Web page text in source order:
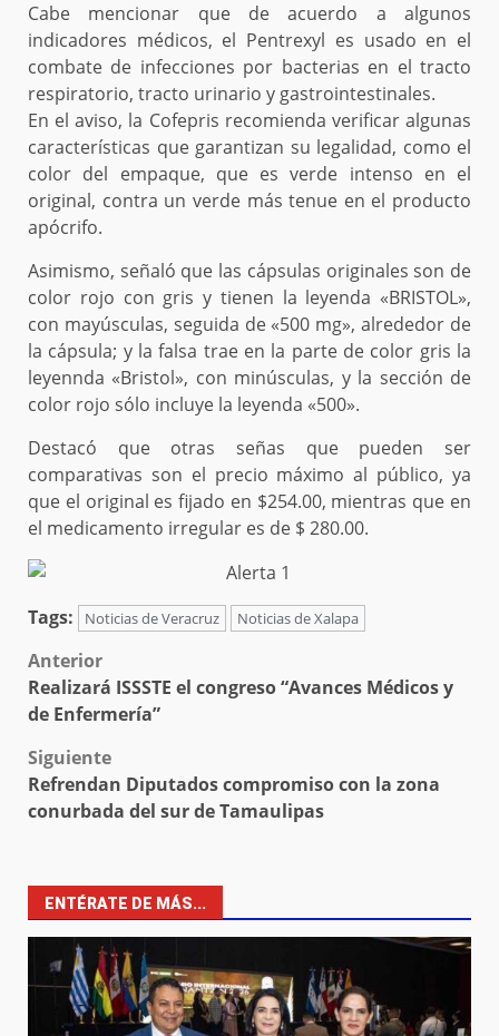
Cabe mencionar que de acuerdo a algunos
indicadores médicos, el Pentrexyl es usado en el
combate de infecciones por bacterias en el tracto
respiratorio, tracto urinario y gastrointestinales.
En el aviso, la Cofepris recomienda verificar algunas
características que garantizan su legalidad, como el
color del empaque, que es verde intenso en el
original, contra un verde más tenue en el producto
apócrifo.
Asimismo, señaló que las cápsulas originales son de
color rojo con gris y tienen la leyenda «BRISTOL»,
con mayúsculas, seguida de «500 mg», alrededor de
la cápsula; y la falsa trae en la parte de color gris la
leyennda «Bristol», con minúsculas, y la sección de
color rojo sólo incluye la leyenda «500».
Destacó que otras señas que pueden ser
comparativas son el precio máximo al público, ya
que el original es fijado en $254.00, mientras que en
el medicamento irregular es de $ 280.00.
Tags: Noticias de Veracruz Noticias de Xalapa
Post
navigation
Anterior
Realizará ISSSTE el congreso “Avances Médicos y
de Enfermería”
Siguiente
Refrendan Diputados compromiso con la zona
conurbada del sur de Tamaulipas
ENTÉRATE DE MÁS...